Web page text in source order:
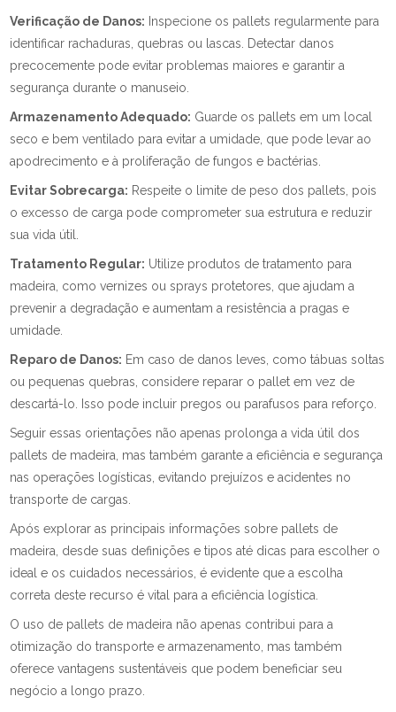
Verificação de Danos: Inspecione os pallets regularmente para
identificar rachaduras, quebras ou lascas. Detectar danos
precocemente pode evitar problemas maiores e garantir a
segurança durante o manuseio.
Armazenamento Adequado: Guarde os pallets em um local
seco e bem ventilado para evitar a umidade, que pode levar ao
apodrecimento e à proliferação de fungos e bactérias.
Evitar Sobrecarga: Respeite o limite de peso dos pallets, pois
o excesso de carga pode comprometer sua estrutura e reduzir
sua vida útil.
Tratamento Regular: Utilize produtos de tratamento para
madeira, como vernizes ou sprays protetores, que ajudam a
prevenir a degradação e aumentam a resistência a pragas e
umidade.
Reparo de Danos: Em caso de danos leves, como tábuas soltas
ou pequenas quebras, considere reparar o pallet em vez de
descartá-lo. Isso pode incluir pregos ou parafusos para reforço.
Seguir essas orientações não apenas prolonga a vida útil dos
pallets de madeira, mas também garante a eficiência e segurança
nas operações logísticas, evitando prejuízos e acidentes no
transporte de cargas.
Após explorar as principais informações sobre pallets de
madeira, desde suas definições e tipos até dicas para escolher o
ideal e os cuidados necessários, é evidente que a escolha
correta deste recurso é vital para a eficiência logística.
O uso de pallets de madeira não apenas contribui para a
otimização do transporte e armazenamento, mas também
oferece vantagens sustentáveis que podem beneficiar seu
negócio a longo prazo.